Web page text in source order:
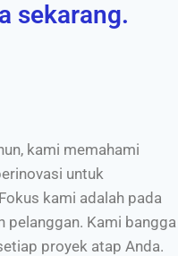
sekarang.
kami memahami
untuk
kami adalah pada
pelanggan. Kami bangga
proyek atap Anda.